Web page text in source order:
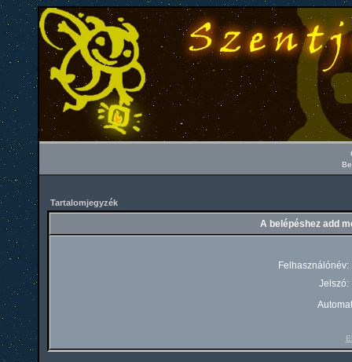
Tartalomjegyzék
A belépéshez add
Felhasználónév:
Jelszó: